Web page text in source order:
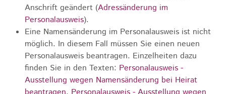
Anschrift geändert (Adressänderung im
Personalausweis).
Eine Namensänderung im Personalausweis ist nicht
möglich. In diesem Fall müssen Sie einen neuen
Personalausweis beantragen. Einzelheiten dazu
finden Sie in den Texten: Personalausweis -
Ausstellung wegen Namensänderung bei Heirat